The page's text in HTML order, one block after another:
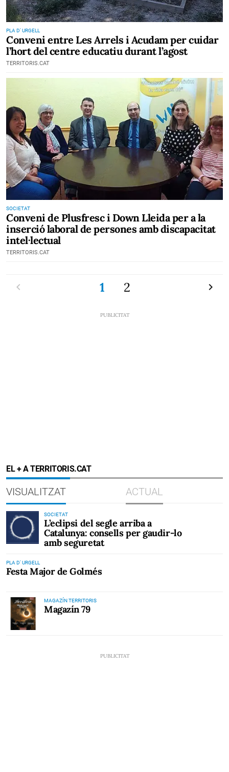
PLA D' URGELL
Conveni entre Les Arrels i Acudam per cuidar
l’hort del centre educatiu durant l’agost
TERRITORIS.CAT
SOCIETAT
Conveni de Plusfresc i Down Lleida per a la
inserció laboral de persones amb discapacitat
intel·lectual
TERRITORIS.CAT
Previ 1 2
EL + A TERRITORIS.CAT
VISUALITZAT ACTUAL
SOCIETAT
L’eclipsi del segle arriba a
Catalunya: consells per gaudir-lo
amb seguretat
PLA D' URGELL
Festa Major de Golmés
MAGAZÍN TERRITORIS
Magazín 79